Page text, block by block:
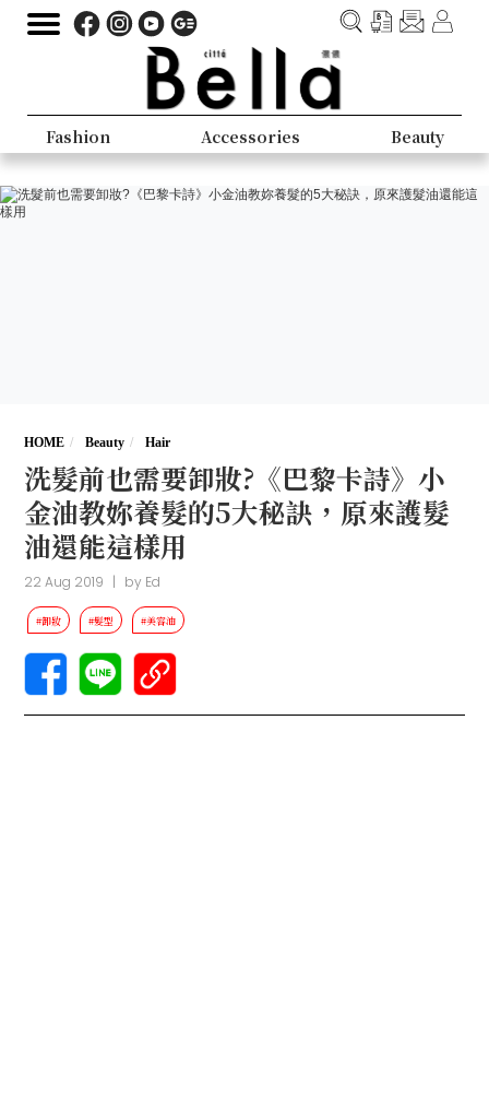
Fashion Accessories Beauty
HOME Beauty Hair
洗髮前也需要卸妝?《巴黎卡詩》小
金油教妳養髮的5大秘訣，原來護髮
油還能這樣用
22 Aug 2019 | by Ed
#卸妝 #髮型 #美容油